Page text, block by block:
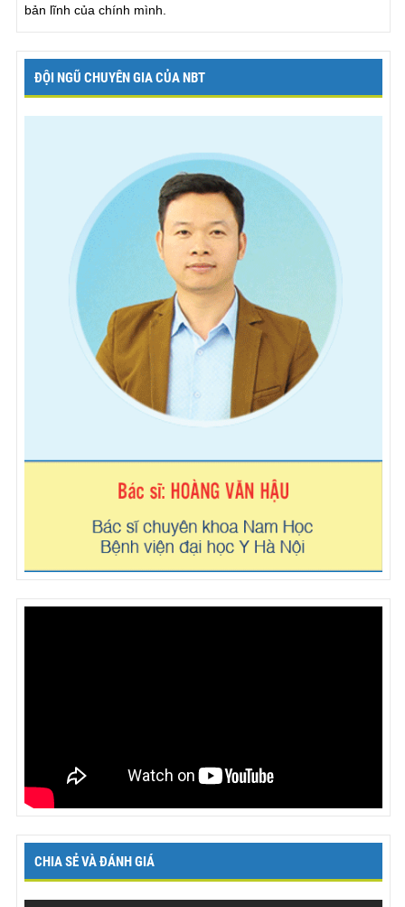
bản lĩnh của chính mình.
ĐỘI NGŨ CHUYÊN GIA CỦA NBT
CHIA SẺ VÀ ĐÁNH GIÁ